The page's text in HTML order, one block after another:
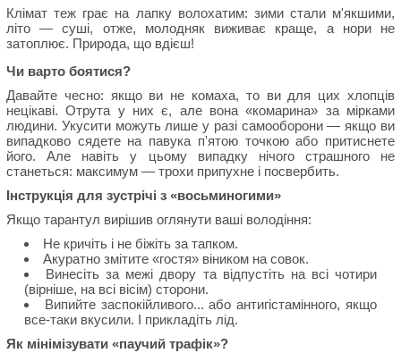
Клімат теж грає на лапку волохатим: зими стали м'якшими,
літо — суші, отже, молодняк виживає краще, а нори не
затоплює. Природа, що вдієш!
Чи варто боятися?
Давайте чесно: якщо ви не комаха, то ви для цих хлопців
нецікаві. Отрута у них є, але вона «комарина» за мірками
людини. Укусити можуть лише у разі самооборони — якщо ви
випадково сядете на павука п'ятою точкою або притиснете
його. Але навіть у цьому випадку нічого страшного не
станеться: максимум — трохи припухне і посвербить.
Інструкція для зустрічі з «восьминогими»
Якщо тарантул вирішив оглянути ваші володіння:
Не кричіть і не біжіть за тапком.
Акуратно змітите «гостя» віником на совок.
Винесіть за межі двору та відпустіть на всі чотири
(вірніше, на всі вісім) сторони.
Випийте заспокійливого... або антигістамінного, якщо
все-таки вкусили. І прикладіть лід.
Як мінімізувати «паучий трафік»?